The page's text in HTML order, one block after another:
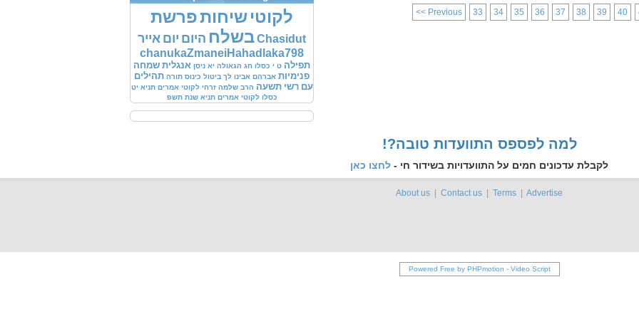
לקוטישיחותפרשת
בשלח היום יום אייר
Chasidut
chanukaZmaneiHahadlaka798
תפילה ט י כסלו חג הגאולה יא ניסן אנגלית שמחה
פנימיות אברהם אבינו לך ביטול כינוס תורה תהילים
עם רשי תשעה הרב שלמה זרחי לקוטי אמרים תניא יט
כסלו לקוטי אמרים תניא שנת תשפ
<< Previous 33 34 35 36 37 38 39 40
!?למה לפספס התוועדות טובה
לקבלת עדכונים חמים על התוועדויות בשידור חי - לחצו כאן
About us Contact us Terms Advertise
Powered Free by PHPmotion - Video Script